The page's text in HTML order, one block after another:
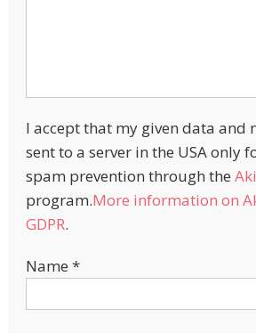
I accept that my given data and
sent to a server in the USA only
spam prevention through the
program.More information on
GDPR.
Name *